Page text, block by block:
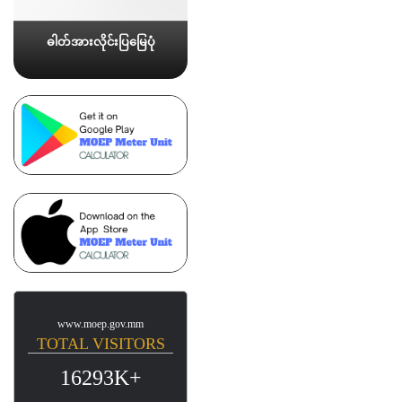
ဓါတ်အားလိုင်းပြမြေပုံ
www.moep.gov.mm
TOTAL VISITORS
16293K+